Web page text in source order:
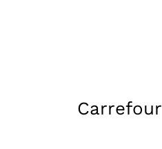
Carrefour